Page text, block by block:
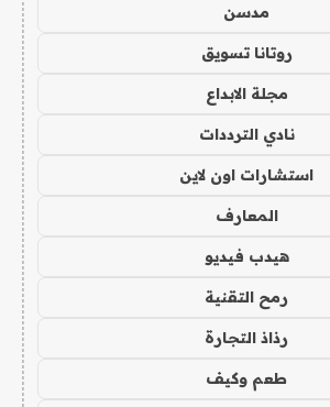
مدسن
روتانا تسويق
مجلة الابداع
نادي الترددات
استشارات اون لاين
المعارف
هيدب فيديو
رمح التقنية
رذاذ التجارة
طعم وكيف